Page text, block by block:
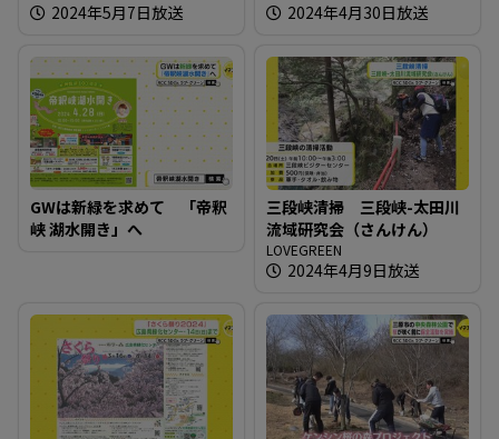
2024年5月7日放送 2024年4月30日放送
GWは新緑を求めて 「帝釈
峡 湖水開き」へ
三段峡清掃 三段峡-太田川
流域研究会（さんけん）
LOVEGREEN
2024年4月9日放送